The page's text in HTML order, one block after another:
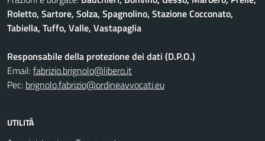
Roletto, Sartore, Solza, Spagnolino, Stazione Cocconato,
Tabiella, Tuffo, Valle, Vastapaglia
Responsabile della protezione dei dati (D.P.O.)
Email:fabrizio.brignolo@libero.it
Pec: brignolo.fabrizio@ordineavvocati.eu
UTILITÀ